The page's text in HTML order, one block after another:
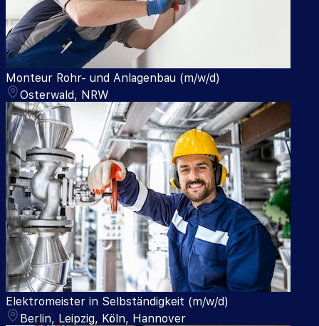
Monteur Rohr- und Anlagenbau (m/w/d)
Osterwald, NRW
Elektromeister in Selbständigkeit (m/w/d)
Berlin, Leipzig, Köln, Hannover